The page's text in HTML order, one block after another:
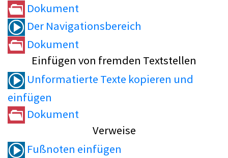
Dokument
Der Navigationsbereich
Dokument
Einfügen von fremden Textstellen
Unformatierte Texte kopieren und
einfügen
Dokument
Verweise
Fußnoten einfügen